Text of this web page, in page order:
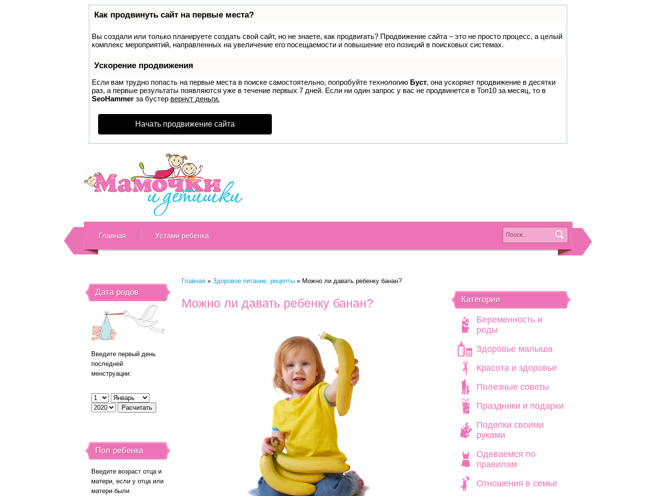
Как продвинуть сайт на первые места?
Вы создали или только планируете создать свой сайт, но не знаете, как продвигать? Продвижение сайта – это не просто процесс, а целый
комплекс мероприятий, направленных на увеличение его посещаемости и повышение его позиций в поисковых системах.
Ускорение продвижения
Если вам трудно попасть на первые места в поиске самостоятельно, попробуйте технологию Буст, она ускоряет продвижение в десятки
раз, а первые результаты появляются уже в течение первых 7 дней. Если ни один запрос у вас не продвинется в Топ10 за месяц, то в
SeoHammer за бустер вернут деньги.
Начать продвижение сайта
Главная Устами ребенка
Главная »Здоровое питание, рецепты » Можно ли давать ребенку банан?
Можно ли давать ребенку банан?
Дата родов
Введите первый день
последней
менструации:
Пол ребенка
Введите возраст отца и
матери, если у отца или
матери были
Категории
Беременность и
роды
Здоровье малыша
Красота и здоровье
Полезные советы
Праздники и подарки
Поделки своими
руками
Одеваемся по
правилам
Отношения в семье